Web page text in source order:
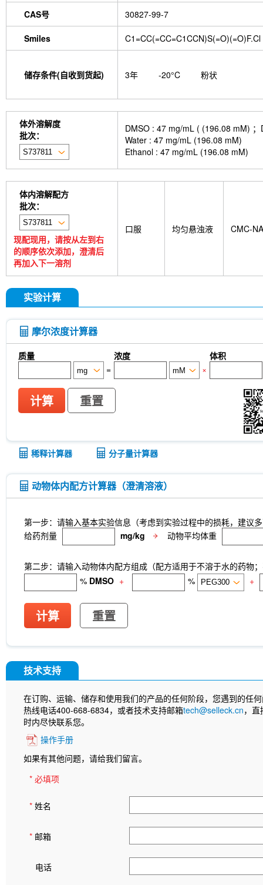
CAS号 30827-99-7
Smiles C1=CC(=CC=C1CCN)S(=O)(=O)F.Cl
储存条件(自收到货起) 3年 -20°C 粉状
体外溶解度
批次：
DMSO : 47 mg/mL ( (196.08 mM)
Water : 47 mg/mL (196.08 mM)
Ethanol : 47 mg/mL (196.08 mM)
体内溶解配方
批次：
现配现用，请按从左到右
的顺序依次添加，澄清后
再加入下一溶剂
口服 均匀悬浊液 CMC-NA
实验计算
摩尔浓度计算器
质量 浓度
体积
=
×
计算 重置
稀释计算器 分子量计算器
动物体内配方计算器（澄清溶液）
第一步：请输入基本实验信息（考虑到实验过程中的损耗，建议
给药剂量
mg/kg 动物平均体重
第二步：请输入动物体内配方组成（配方适用于不溶于水的药物
% DMSO + % +
计算 重置
技术支持
在订购、运输、储存和使用我们的产品的任何阶段，您遇到的任
热线电话400-668-6834，或者技术支持邮箱tech@selleck.cn，
时内尽快联系您。
操作手册
如果有其他问题，请给我们留言。
* 必填项
* 姓名
* 邮箱
电话